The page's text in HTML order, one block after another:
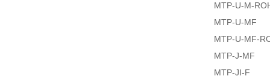
MTP-U-M-
MTP-U-MF
MTP-U-MF-
MTP-J-MF
MTP-JI-F